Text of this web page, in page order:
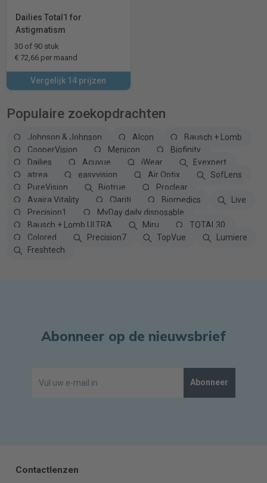
Dailies Total1 for
Astigmatism
30 of 90 stuk
€ 72,66 per maand
Vergelijk 14 prijzen
Populaire zoekopdrachten
Johnson & Johnson Alcon
Bausch + Lomb
CooperVision
Menicon
Biofinity
Dailies
Acuvue iWear
Eyexpert
atrea
easyvision Air Optix
SofLens
PureVision
Biotrue
Proclear
Avaira Vitality
Clariti Biomedics
Live
Precision1
MyDay daily disposable
Bausch + Lomb ULTRA
Miru
TOTAL30
Colored
Precision7 TopVue
Lumiere
Freshtech
Abonneer op de nieuwsbrief
Abonneer
Contactlenzen